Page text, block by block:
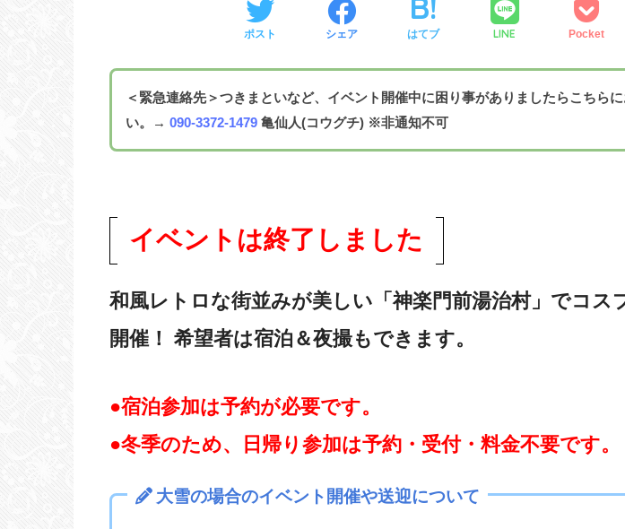
ポスト シェア はてブ LINE Pocket
＜緊急連絡先＞つきまといなど、イベント開催中に困り事がありましたらこちら
い。
→090-3372-1479 亀仙人(コウグチ) ※非通知不可
イベントは終了しました
和風レトロな街並みが美しい「神楽門前湯治村」でコス
開催！ 希望者は宿泊＆夜撮もできます。
●宿泊参加は予約が必要です。
●冬季のため、日帰り参加は予約・受付・料金不要です。
大雪の場合のイベント開催や送迎について